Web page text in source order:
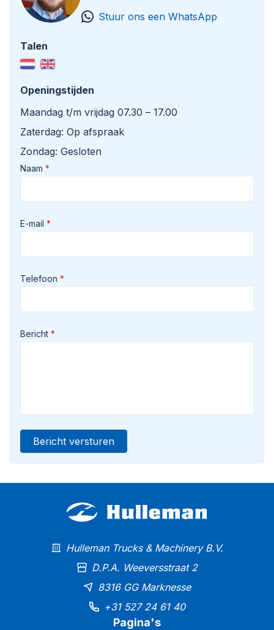
Stuur ons een WhatsApp
Talen
Openingstijden
Maandag t/m vrijdag 07.30 – 17.00
Zaterdag: Op afspraak
Zondag: Gesloten
Naam
E-mail
Telefoon
Bericht
Bericht versturen
Hulleman Trucks & Machinery B.V.
D.P.A. Weeversstraat 2
8316 GG Marknesse
+31 527 24 61 40
Pagina's